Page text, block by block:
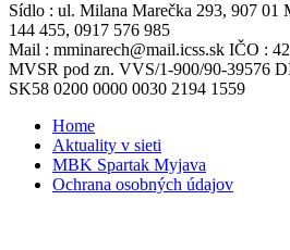
Sídlo : ul. Milana Marečka 293, 907 01
144 455, 0917 576 985
Mail : mminarech@mail.icss.sk IČO :
MVSR pod zn. VVS/1-900/90-39576
SK58 0200 0000 0030 2194 1559
Home
Aktuality v sieti
MBK Spartak Myjava
Ochrana osobných údajov